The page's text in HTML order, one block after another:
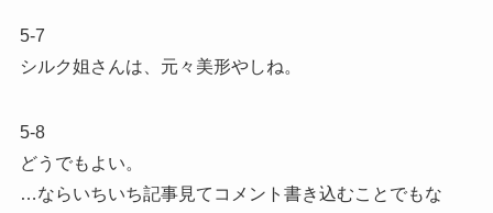
5-7
シルク姐さんは、元々美形やしね。
5-8
どうでもよい。
…ならいちいち記事見てコメント書き込むことでもな